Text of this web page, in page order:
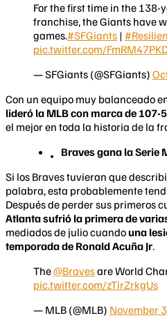
For the first time in the 138-
franchise, the Giants have
games.#SFGiants |
pic.twitter.com/
— SFGiants (@SFGiants)
Con un equipo muy balanceado
lideró la MLB con marca de 107-
el mejor en toda la historia de la
Braves gana la Serie
Si los Braves tuvieran que
palabra, esta probablemente
Después de perder sus primeros
Atlanta sufrió la primera de
mediados de julio cuandouna
temporada de Ronald Acuña Jr.
The@Bravesare World
pic.twitter.com/zTirZrkgUs
— MLB (@MLB) November